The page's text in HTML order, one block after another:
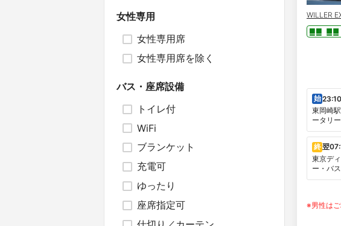
WILLER
始23:10
東岡崎
ータリー
終翌
東京デ
ー・バ
ル・サ
※男性は
女性専用
女性専用席
女性専用席を除く
バス・座席設備
トイレ付
WiFi
ブランケット
充電可
ゆったり
座席指定可